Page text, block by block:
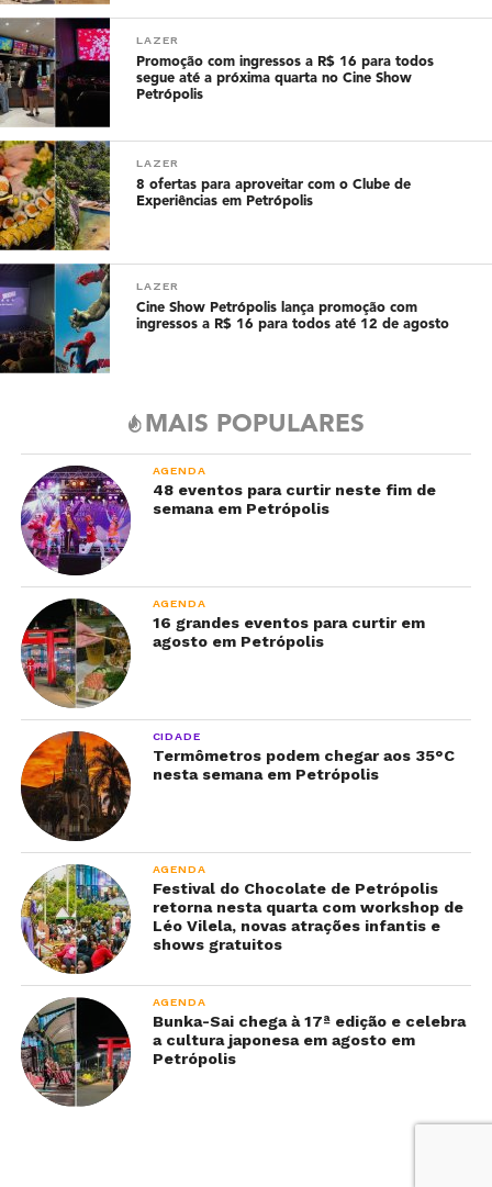
LAZER
Promoção com ingressos a R$ 16 para todos
segue até a próxima quarta no Cine Show
Petrópolis
LAZER
8 ofertas para aproveitar com o Clube de
Experiências em Petrópolis
LAZER
Cine Show Petrópolis lança promoção com
ingressos a R$ 16 para todos até 12 de agosto
MAIS POPULARES
AGENDA
48 eventos para curtir neste fim de
semana em Petrópolis
AGENDA
16 grandes eventos para curtir em
agosto em Petrópolis
CIDADE
Termômetros podem chegar aos 35°C
nesta semana em Petrópolis
AGENDA
Festival do Chocolate de Petrópolis
retorna nesta quarta com workshop de
Léo Vilela, novas atrações infantis e
shows gratuitos
AGENDA
Bunka-Sai chega à 17ª edição e celebra
a cultura japonesa em agosto em
Petrópolis